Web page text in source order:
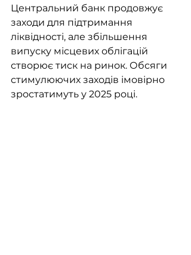
Центральний банк продовжує
заходи для підтримання
ліквідності, але збільшення
випуску місцевих облігацій
створює тиск на ринок. Обсяги
стимулюючих заходів імовірно
зростатимуть у 2025 році.